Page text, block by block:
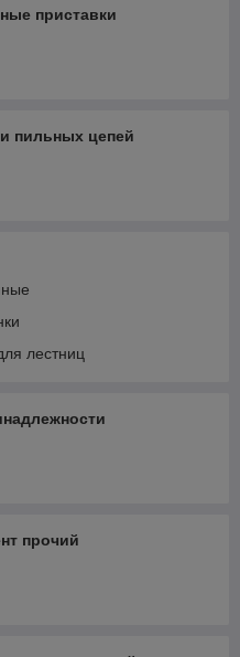
приставки
пильных цепей
лестниц
прочий